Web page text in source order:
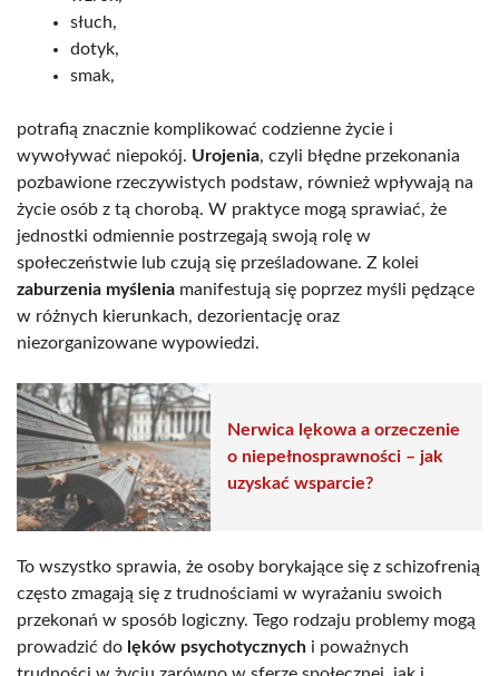
słuch,
dotyk,
smak,
potrafią znacznie komplikować codzienne życie i
wywoływać niepokój. Urojenia, czyli błędne przekonania
pozbawione rzeczywistych podstaw, również wpływają na
życie osób z tą chorobą. W praktyce mogą sprawiać, że
jednostki odmiennie postrzegają swoją rolę w
społeczeństwie lub czują się prześladowane. Z kolei
zaburzenia myślenia manifestują się poprzez myśli pędzące
w różnych kierunkach, dezorientację oraz
niezorganizowane wypowiedzi.
Nerwica lękowa a orzeczenie
o niepełnosprawności – jak
uzyskać wsparcie?
To wszystko sprawia, że osoby borykające się z schizofrenią
często zmagają się z trudnościami w wyrażaniu swoich
przekonań w sposób logiczny. Tego rodzaju problemy mogą
prowadzić do lęków psychotycznych i poważnych